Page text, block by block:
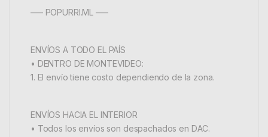
—– POPURRI.ML —–
ENVÍOS A TODO EL PAÍS
• DENTRO DE MONTEVIDEO:
1. El envío tiene costo dependiendo de la zona.
ENVÍOS HACIA EL INTERIOR
• Todos los envíos son despachados en DAC.